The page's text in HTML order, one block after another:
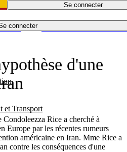
connecter
et Transport
Español
Se connecter
d'une
Rice a cherché à
Europe par les récentes rumeurs
américaine en Iran. Mme Rice a
contre les conséquences d'une